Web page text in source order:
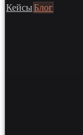
КейсыБлог